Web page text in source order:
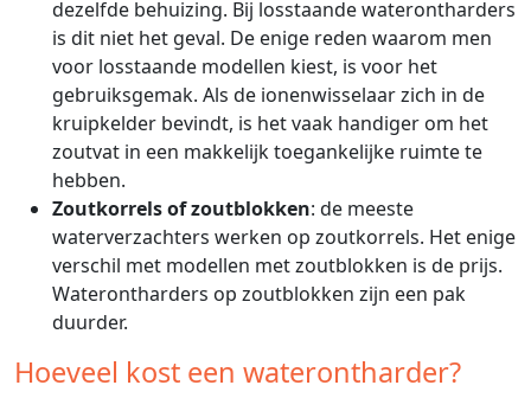
dezelfde behuizing. Bij losstaande waterontharders
is dit niet het geval. De enige reden waarom men
voor losstaande modellen kiest, is voor het
gebruiksgemak. Als de ionenwisselaar zich in de
kruipkelder bevindt, is het vaak handiger om het
zoutvat in een makkelijk toegankelijke ruimte te
hebben.
Zoutkorrels of zoutblokken: de meeste
waterverzachters werken op zoutkorrels. Het enige
verschil met modellen met zoutblokken is de prijs.
Waterontharders op zoutblokken zijn een pak
duurder.
Hoeveel kost een waterontharder?